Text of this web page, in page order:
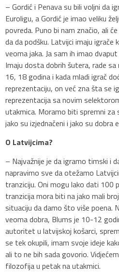
– Gordić i Penava su bili voljni da
Euroligu, a Gordić je imao veliku
povreda. Puno bi nam značio, ali
da da podšku. Latvijci imaju igrače
veoma jaka. Ja sam ih imao
Imaju dosta dobrih šutera, rade
16, 18 godina i kada mladi igrač
reprezentaciju, on već zna šta se
reprezentacija sa novim
utakmica. Moramo biti spremni za
jako su izjednačeni i jako su dobra
O Latvijcima?
– Najvažnije je da igramo timski i
napravimo sve da otežamo
tranziciju. Oni mogu lako dati 100
tranzicija mora biti na jako mali
situaciju da damo što više poena.
veoma dobra, Blums je 10-12
autoritet u latvijskoj košarci,
se tek okupili, imam svoje ideje
ali to ne bih sada govorio.
filozofija u petak na utakmici.